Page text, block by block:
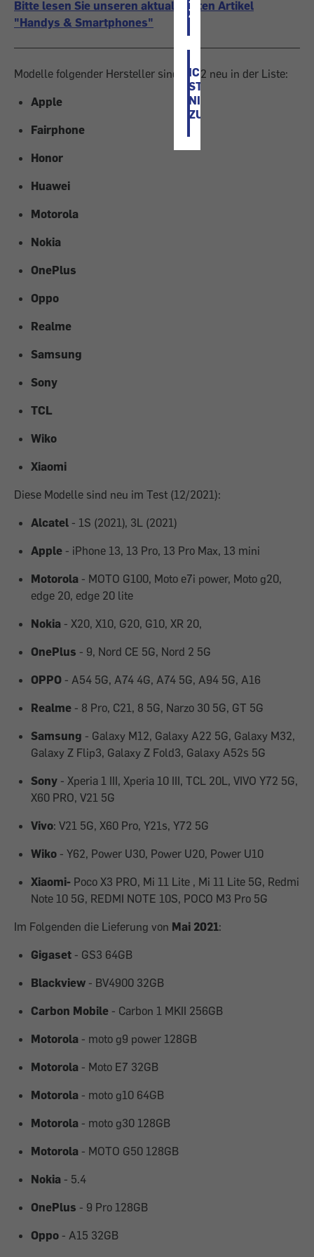
ZU
ICH
STIMME
NICHT
ZU
Bitte lesen Sie unseren aktualisierten Artikel
"Handys & Smartphones"
Modelle folgender Hersteller sind 2022 neu in der Liste:
Apple
Fairphone
Honor
Huawei
Motorola
Nokia
OnePlus
Oppo
Realme
Samsung
Sony
TCL
Wiko
Xiaomi
Diese Modelle sind neu im Test (12/2021):
Alcatel - 1S (2021), 3L (2021)
Apple - iPhone 13, 13 Pro, 13 Pro Max, 13 mini
Motorola - MOTO G100, Moto e7i power, Moto g20,
edge 20, edge 20 lite
Nokia - X20, X10, G20, G10, XR 20,
OnePlus - 9, Nord CE 5G, Nord 2 5G
OPPO - A54 5G, A74 4G, A74 5G, A94 5G, A16
Realme - 8 Pro, C21, 8 5G, Narzo 30 5G, GT 5G
Samsung - Galaxy M12, Galaxy A22 5G, Galaxy M32,
Galaxy Z Flip3, Galaxy Z Fold3, Galaxy A52s 5G
Sony - Xperia 1 III, Xperia 10 III, TCL 20L, VIVO Y72 5G,
X60 PRO, V21 5G
Vivo: V21 5G, X60 Pro, Y21s, Y72 5G
Wiko - Y62, Power U30, Power U20, Power U10
Xiaomi- Poco X3 PRO, Mi 11 Lite , Mi 11 Lite 5G, Redmi
Note 10 5G, REDMI NOTE 10S, POCO M3 Pro 5G
Im Folgenden die Lieferung von Mai 2021:
Gigaset - GS3 64GB
Blackview - BV4900 32GB
Carbon Mobile - Carbon 1 MKII 256GB
Motorola - moto g9 power 128GB
Motorola - Moto E7 32GB
Motorola - moto g10 64GB
Motorola - moto g30 128GB
Motorola - MOTO G50 128GB
Nokia - 5.4
OnePlus - 9 Pro 128GB
Oppo - A15 32GB